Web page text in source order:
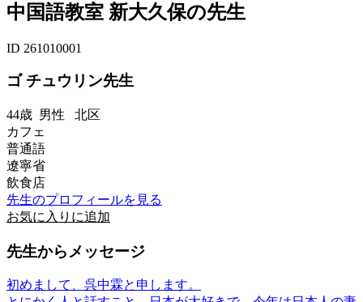
中国語教室 新大久保の先生
ID 261010001
ゴ チュウリン先生
44歳 男性 北区
カフェ
普通語
遼寧省
飲食店
先生のプロフィールを見る
お気に入りに追加
先生からメッセージ
初めまして、呉中霖と申します。